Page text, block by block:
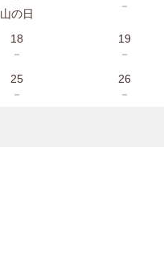
山の日
－
18
－
19
－
25
－
26
－